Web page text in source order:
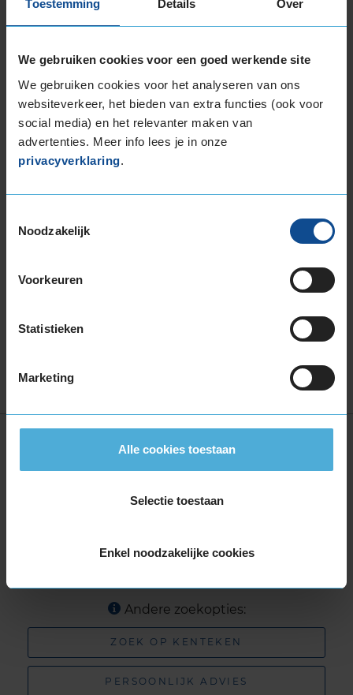
Toestemming Details Over
We gebruiken cookies voor een goed werkende site
We gebruiken cookies voor het analyseren van ons
websiteverkeer, het bieden van extra functies (ook voor
social media) en het relevanter maken van
advertenties. Meer info lees je in onze
privacyverklaring.
Noodzakelijk
Voorkeuren
Statistieken
Marketing
Alle cookies toestaan
Selectie toestaan
Enkel noodzakelijke cookies
Populairste Goodyear
Goodyear EFFICIENTGRIP
PERFORMANCE 2
Goodyear EFFICIENTGRIP
PERFORMANCE
Goodyear EAGLE F1 ASYMMETRIC 6
Goodyear EFFICIENTGRIP COMPACT
Goodyear DURAGRIP
Vind jouw perfecte band
BREEDTE HOOGTE INCH SEIZOEN
ZOEK
Andere zoekopties:
ZOEK OP KENTEKEN
PERSOONLIJK ADVIES